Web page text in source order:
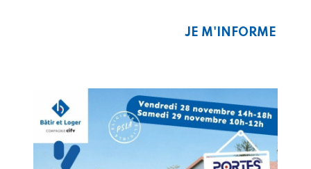
JE M'INFORME